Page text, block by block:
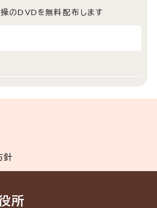
操のDVDを無料配布します
針
所